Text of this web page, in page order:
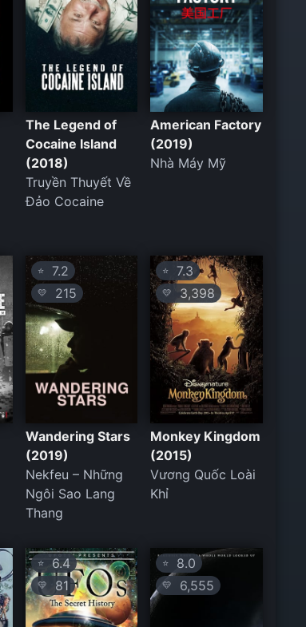
The Legend of
Cocaine Island
(2018)
Truyền Thuyết Về
Đảo Cocaine
American Factory
(2019)
Nhà Máy Mỹ
⭐7.2
💛 215
Wandering Stars
(2019)
Nekfeu – Những
Ngôi Sao Lang
Thang
⭐ 7.3
💛 3,398
Monkey Kingdom
(2015)
Vương Quốc Loài
Khỉ
⭐6.4
💛 81
⭐ 8.0
💛 6,555